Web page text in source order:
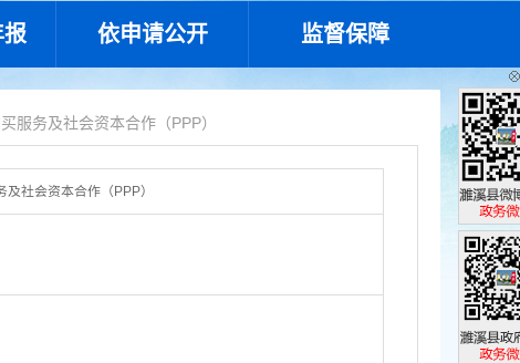
依申请公开 监督保障
服务及社会资本合作（PPP）
及社会资本合作（PPP）
濉溪县政
政务微博